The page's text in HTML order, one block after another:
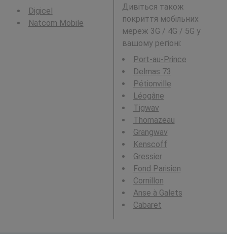
Digicel
Natcom Mobile
Дивіться також
покриття мобільних
мереж 3G / 4G / 5G у
вашому регіоні:
Port-au-Prince
Delmas 73
Pétionville
Léogâne
Tigwav
Thomazeau
Grangwav
Kenscoff
Gressier
Fond Parisien
Cornillon
Anse à Galets
Cabaret